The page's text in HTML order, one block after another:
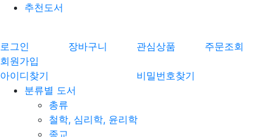
추천도서
로그인 장바구니 관심상품
주문조회
회원가입
아이디찾기
비밀번호찾기
분류별 도서
총류
철학, 심리학, 윤리학
종교